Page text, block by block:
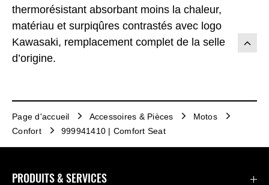
thermorésistant absorbant moins la chaleur,
matériau et surpiqûres contrastés avec logo
Kawasaki, remplacement complet de la selle
d’origine.
Page d'accueil Accessoires & Pièces
Motos
Confort
999941410 | Comfort Seat
PRODUITS & SERVICES